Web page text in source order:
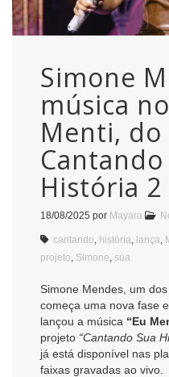
Simone
música
Menti,
Cantando
História 2
18/08/2025 por Mayara
cantando história lança
projeto Simone sua
Simone Mendes, um
começa uma nova fase
lançou a música “Eu
projeto “Cantando Sua
já está disponível nas
faixas gravadas ao vivo.